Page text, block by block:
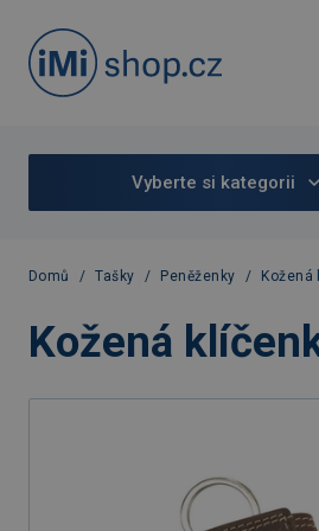
Vyberte si kategorii
Domů / Tašky / Peněženky / Kožená
Kožená